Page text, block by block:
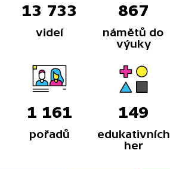
13 733
videí
867
námětů do
výuky
1 161
pořadů
149
edukativních
her